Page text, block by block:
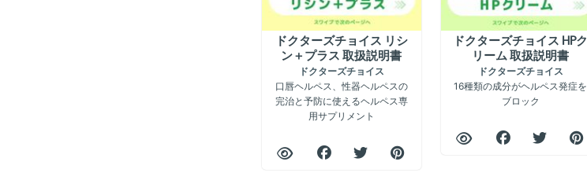
ドクターズチョイス リシ
ン＋プラス 取扱説明書
ドクターズチョイス
口唇ヘルペス、性器ヘルペスの
完治と予防に使えるヘルペス専
用サプリメント
ドクターズチョイス HPク
リーム 取扱説明書
ドクターズチョイス
16種類の成分がヘルペス発症を
ブロック